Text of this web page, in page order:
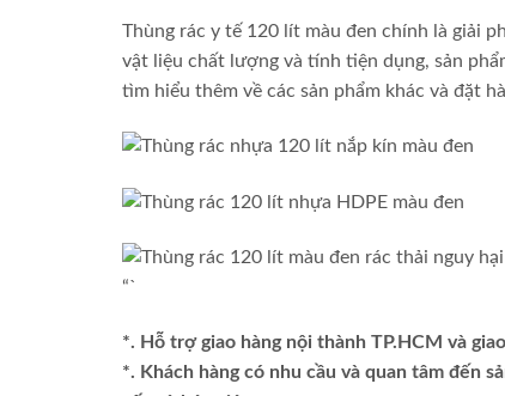
Thùng rác y tế 120 lít màu đen chính là giải
vật liệu chất lượng và tính tiện dụng, sản
tìm hiểu thêm về các sản phẩm khác và đặt
“`
*. Hỗ trợ giao hàng nội thành TP.HCM và
*. Khách hàng có nhu cầu và quan tâm đến